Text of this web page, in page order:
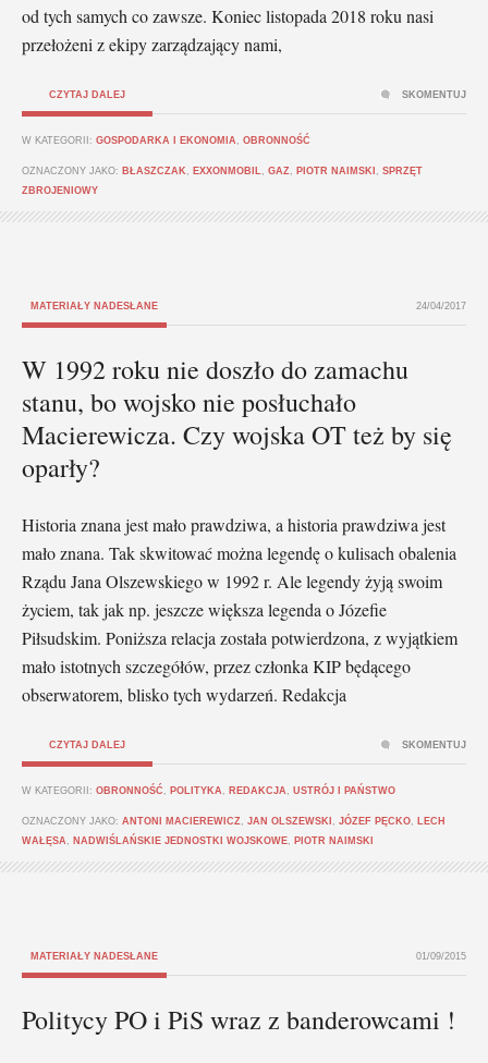
od tych samych co zawsze. Koniec listopada 2018 roku nasi
przełożeni z ekipy zarządzający nami,
CZYTAJ DALEJ
W KATEGORII: GOSPODARKA I EKONOMIA OBRONNOŚĆ
OZNACZONY JAKO: BŁASZCZAK EXXONMOBIL GAZ PIOTR NAIMSKI
SPRZĘT
ZBROJENIOWY
SKOMENTUJ
MATERIAŁY NADESŁANE 24/04/2017
W 1992 roku nie doszło do zamachu
stanu, bo wojsko nie posłuchało
Macierewicza. Czy wojska OT też by się
oparły?
Historia znana jest mało prawdziwa, a historia prawdziwa jest
mało znana. Tak skwitować można legendę o kulisach obalenia
Rządu Jana Olszewskiego w 1992 r. Ale legendy żyją swoim
życiem, tak jak np. jeszcze większa legenda o Józefie
Piłsudskim. Poniższa relacja została potwierdzona, z wyjątkiem
mało istotnych szczegółów, przez członka KIP będącego
obserwatorem, blisko tych wydarzeń. Redakcja
CZYTAJ DALEJ
W KATEGORII: OBRONNOŚĆ POLITYKA REDAKCJA USTRÓJ I PAŃSTWO
OZNACZONY JAKO: ANTONI MACIEREWICZ JAN OLSZEWSKI JÓZEF PĘCKO
LECH
WAŁĘSA
NADWIŚLAŃSKIE JEDNOSTKI WOJSKOWE PIOTR NAIMSKI
SKOMENTUJ
MATERIAŁY NADESŁANE 01/09/2015
Politycy PO i PiS wraz z banderowcami !